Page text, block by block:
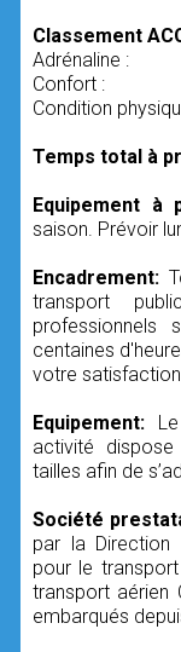
Classement
Adrénaline :
Confort :
Condition
Temps total à
Equipement à
saison. Prévoir
Encadrement:
transport
professionnels
centaines
votre
Equipement:
activité
tailles afin de
Société
par la Direction
pour le
transport aérien
embarqués